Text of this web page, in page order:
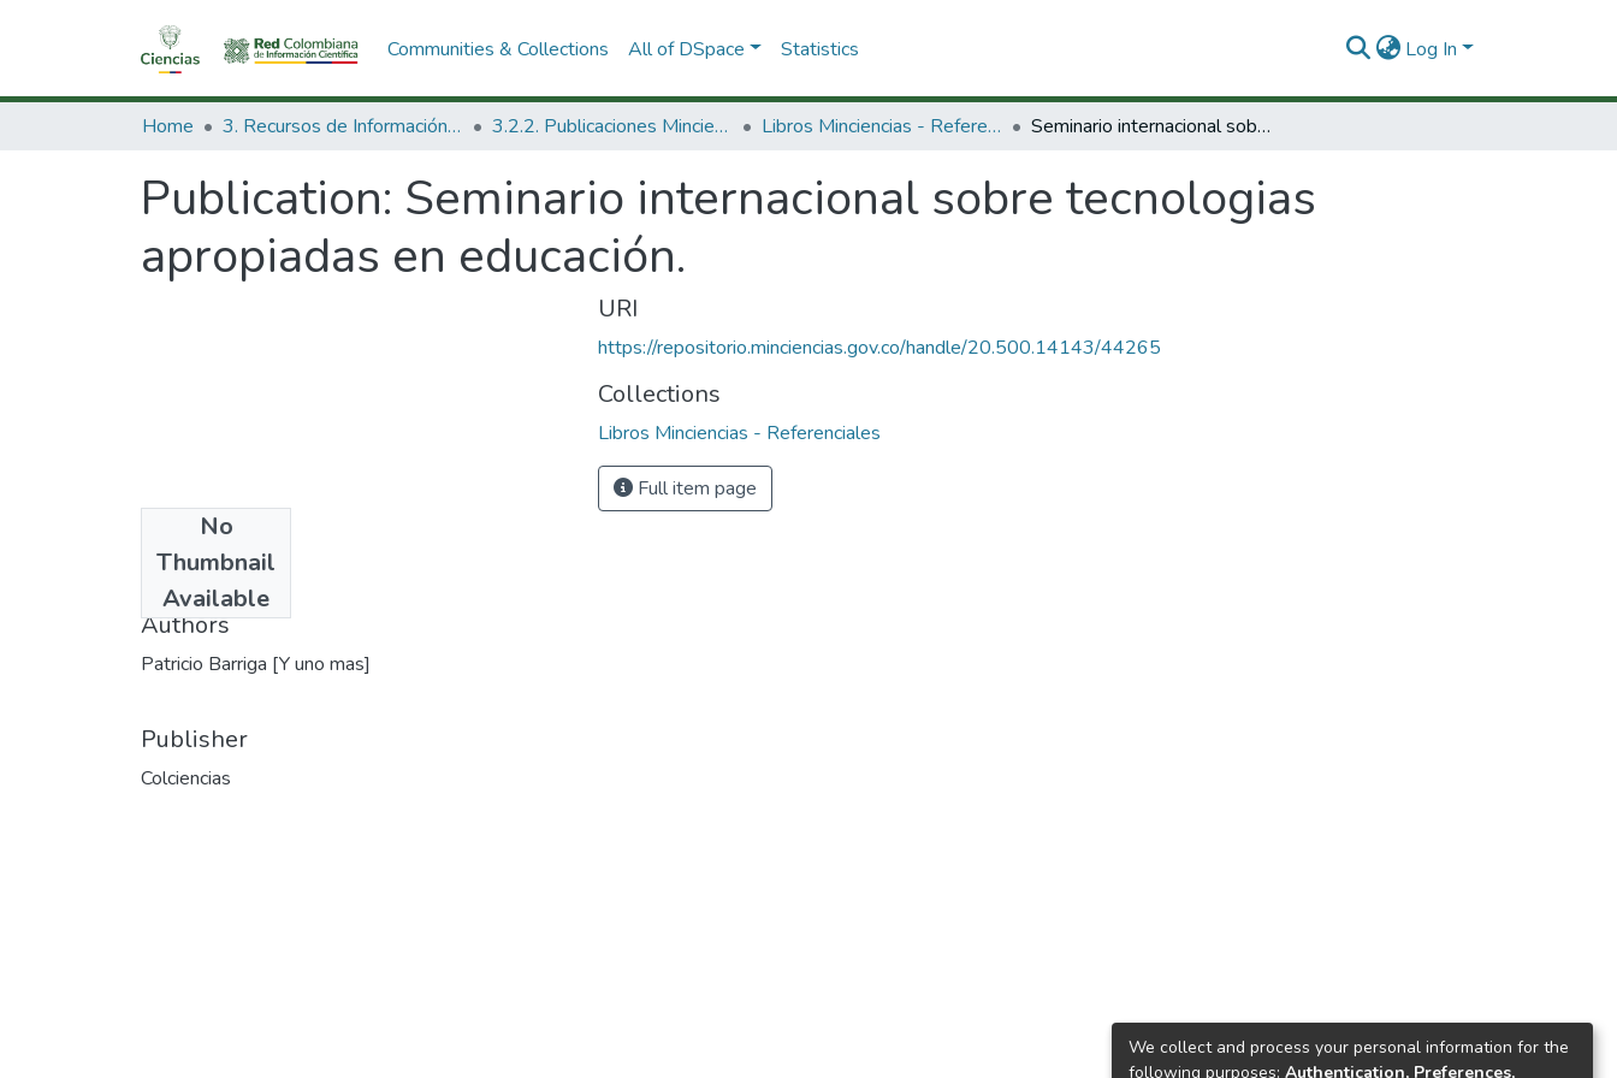
Communities & Collections All of DSpace Statistics Log In
Home 3. Recursos de Información Científica y Tecnológica 3.2.2. Publicaciones Minciencias Libros Minciencias - Referenciales Seminario internacional sobre tecnologias apropiadas en educación.
Publication: Seminario internacional sobre tecnologias
apropiadas en educación.
No
Thumbnail
Available
1979
Authors
Patricio Barriga [Y uno mas]
Publisher
Colciencias
URI
https://repositorio.minciencias.gov.co/handle/20.500.14143/44265
Collections
Libros Minciencias - Referenciales
Full item page
We collect and process your personal information for the
following purposes: Authentication, Preferences,